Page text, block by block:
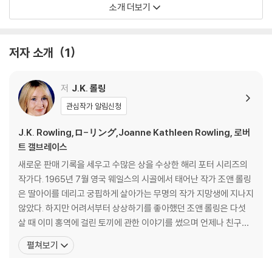
20주년을 맞아 새롭게 출간한 『해리 포터』 시리즈는 ‘21세기 고전’이라 불
물』로 완간된 기존의 『해리 포터』 시리즈는 빈틈없는 소설적 구성과 생생
면서도 정밀한 세계관을 구축해 나갔다. 하지만 지금까지 출간된 책들은 J.
K. 롤링이 펼쳐 나가는 판타지 세계의 규모가 어느 정도이며 그 속에 어떠
한 소설적 장치를 심어 놓았는지 알 수 없는 상태에서 번역 작업이 이루어
이어 주며 작품 전체를 관통하는 서사의 개연성과 완결성은 마지막 편이
출간된 이후에나 파악할 수밖에 없었다. 그러다 보니 작가가 어느 장면에
복선을 깔아 두었고, 어느 장면이 작가가 창조한 세계관을 이해하는 중요
한 역할을 하는지 의미를 파악하며 번역하기에는 한계가 있었다.
이번에 선보이는 『해리 포터』 시리즈에는 J.K. 롤링이 작품 속에 이룩해놓
은 문학적 성취가 완벽하게 구현되어 있다. 복선과 반전을 선사하는 문학
적 장치들을 보다 정교하고 세련되게 다듬었으며, 인물들 사이의 관계나
그들의 숨겨진 비밀 그리고 성격이 도드라지는 말투의 미세한 뉘앙스까지
소개 더보기
저자 소개 1
저 J.K. 롤링
관심작가 알림신청
J.K. Rowling,ロ-リング,Joanne Kathleen Rowling, 로버
트 갤브레이스
새로운 판매 기록을 세우고 수많은 상을 수상한 해리 포터 시리즈의
작가다. 1965년 7월 영국 웨일스의 시골에서 태어난 작가 조앤 롤링
은 딸아이를 데리고 궁핍하게 살아가는 무명의 작가 지망생에 지나지
않았다. 하지만 어려서부터 상상하기를 좋아했던 조앤 롤링은 다섯
살 때 이미 홍역에 걸린 토끼에 관한 이야기를 썼으며 언제나 친구들
에게 둘러싸여 희한한 사건이나 모험담을 꾸며내어 들려주는 등 일찍
부터 소설가로서의 재능을 보였다. 롤링은 엑스터 대학에서 불문학과
펼쳐보기